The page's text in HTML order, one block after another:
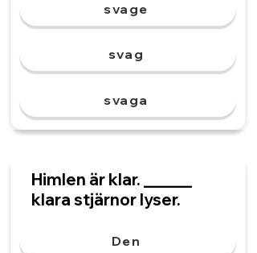
svage
svag
svaga
Himlen är klar. ______
klara stjärnor lyser.
Den